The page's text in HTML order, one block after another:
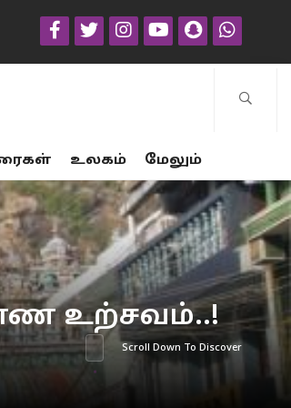
உலகம் மேலும்
உற்சவம்..!
Scroll Down To Discover